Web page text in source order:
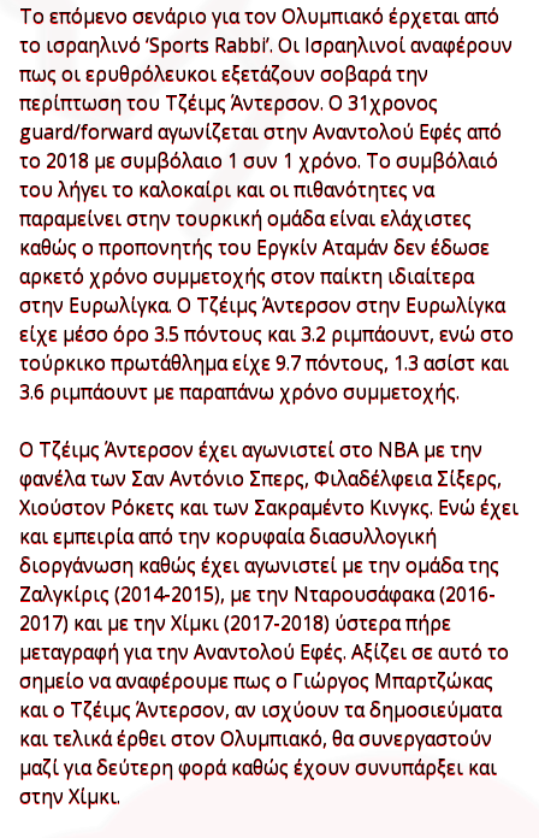
Το επόμενο σενάριο για τον Ολυμπιακό έρχεται από
το ισραηλινό ‘Sports Rabbi’. Οι Ισραηλινοί αναφέρουν
πως οι ερυθρόλευκοι εξετάζουν σοβαρά την
περίπτωση του Τζέιμς Άντερσον. Ο 31χρονος
guard/forward αγωνίζεται στην Αναντολού Εφές από
το 2018 με συμβόλαιο 1 συν 1 χρόνο. Το συμβόλαιό
του λήγει το καλοκαίρι και οι πιθανότητες να
παραμείνει στην τουρκική ομάδα είναι ελάχιστες
καθώς ο προπονητής του Εργκίν Αταμάν δεν έδωσε
αρκετό χρόνο συμμετοχής στον παίκτη ιδιαίτερα
στην Ευρωλίγκα. Ο Τζέιμς Άντερσον στην Ευρωλίγκα
είχε μέσο όρο 3.5 πόντους και 3.2 ριμπάουντ, ενώ στο
τούρκικο πρωτάθλημα είχε 9.7 πόντους, 1.3 ασίστ και
3.6 ριμπάουντ με παραπάνω χρόνο συμμετοχής.
Ο Τζέιμς Άντερσον έχει αγωνιστεί στο ΝΒΑ με την
φανέλα των Σαν Αντόνιο Σπερς, Φιλαδέλφεια Σίξερς,
Χιούστον Ρόκετς και των Σακραμέντο Κινγκς. Ενώ έχει
και εμπειρία από την κορυφαία διασυλλογική
διοργάνωση καθώς έχει αγωνιστεί με την ομάδα της
Ζαλγκίρις (2014-2015), με την Νταρουσάφακα (2016-
2017) και με την Χίμκι (2017-2018) ύστερα πήρε
μεταγραφή για την Αναντολού Εφές. Αξίζει σε αυτό το
σημείο να αναφέρουμε πως ο Γιώργος Μπαρτζώκας
και ο Τζέιμς Άντερσον, αν ισχύουν τα δημοσιεύματα
και τελικά έρθει στον Ολυμπιακό, θα συνεργαστούν
μαζί για δεύτερη φορά καθώς έχουν συνυπάρξει και
στην Χίμκι.